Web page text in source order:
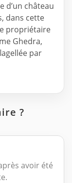
d’un château
dans cette
propriétaire
Ghedra,
par
?
avoir été